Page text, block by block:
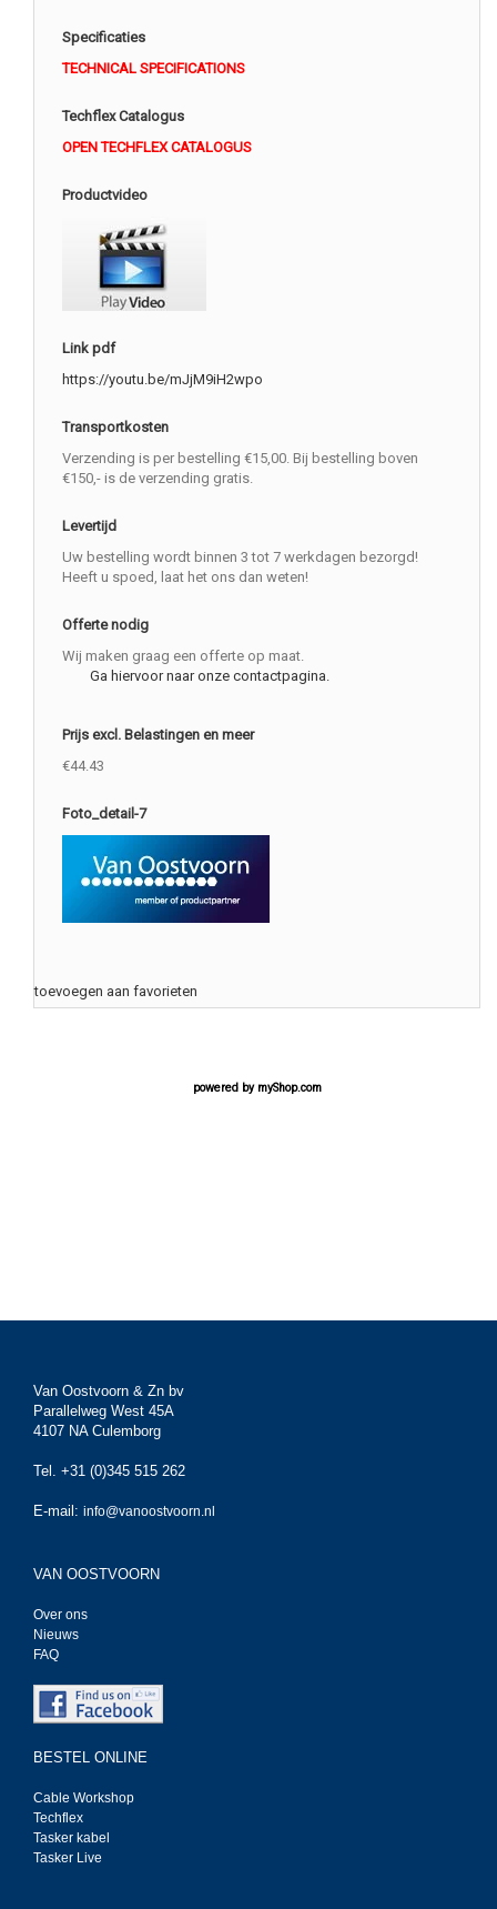
Specificaties
TECHNICAL SPECIFICATIONS
Techflex Catalogus
OPEN TECHFLEX CATALOGUS
Productvideo
Link pdf
https://youtu.be/mJjM9iH2wpo
Transportkosten
Verzending is per bestelling €15,00. Bij bestelling boven
€150,- is de verzending gratis.
Levertijd
Uw bestelling wordt binnen 3 tot 7 werkdagen bezorgd!
Heeft u spoed, laat het ons dan weten!
Offerte nodig
Wij maken graag een offerte op maat.
Ga hiervoor naar onze contactpagina.
Prijs excl. Belastingen en meer
€44.43
Foto_detail-7
toevoegen aan favorieten
powered by myShop.com
Van Oostvoorn & Zn bv
Parallelweg West 45A
4107 NA Culemborg
Tel. +31 (0)345 515 262
E-mail: info@vanoostvoorn.nl
VAN OOSTVOORN
Over ons
Nieuws
FAQ
BESTEL ONLINE
Cable Workshop
Techflex
Tasker kabel
Tasker Live